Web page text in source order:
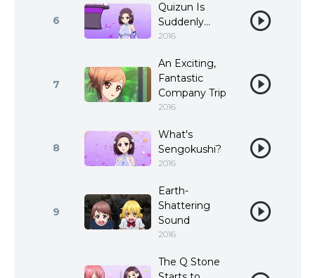
6
Quizun Is
Suddenly...
2016
7
An Exciting,
Fantastic
Company Trip
2016
8
What's
Sengokushi?
2016
9
Earth-
Shattering
Sound
2016
The Q Stone